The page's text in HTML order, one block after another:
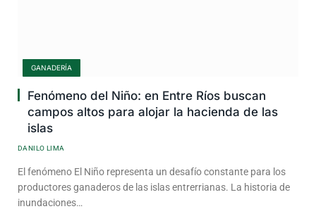
GANADERÍA
Fenómeno del Niño: en Entre Ríos buscan
campos altos para alojar la hacienda de las
islas
DANILO LIMA
El fenómeno El Niño representa un desafío constante para los
productores ganaderos de las islas entrerrianas. La historia de
inundaciones…